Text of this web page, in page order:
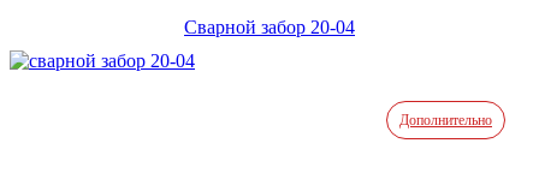
Сварной забор 20-04
Дополнительно